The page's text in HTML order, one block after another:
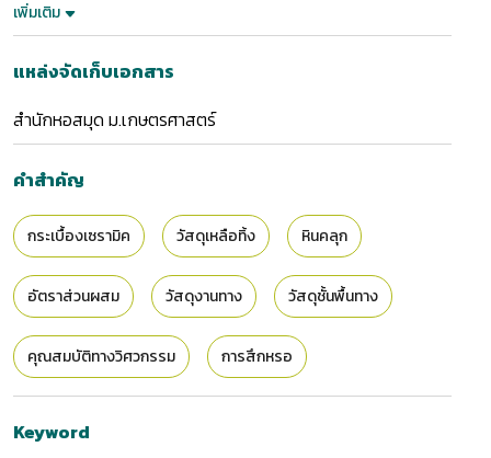
เพิ่มเติม
แหล่งจัดเก็บเอกสาร
สำนักหอสมุด ม.เกษตรศาสตร์
คำสำคัญ
กระเบื้องเซรามิค วัสดุเหลือทิ้ง หินคลุก
อัตราส่วนผสม วัสดุงานทาง วัสดุชั้นพื้นทาง
คุณสมบัติทางวิศวกรรม การสึกหรอ
Keyword